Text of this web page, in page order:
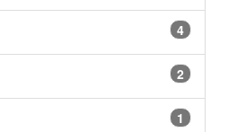
4
2
1